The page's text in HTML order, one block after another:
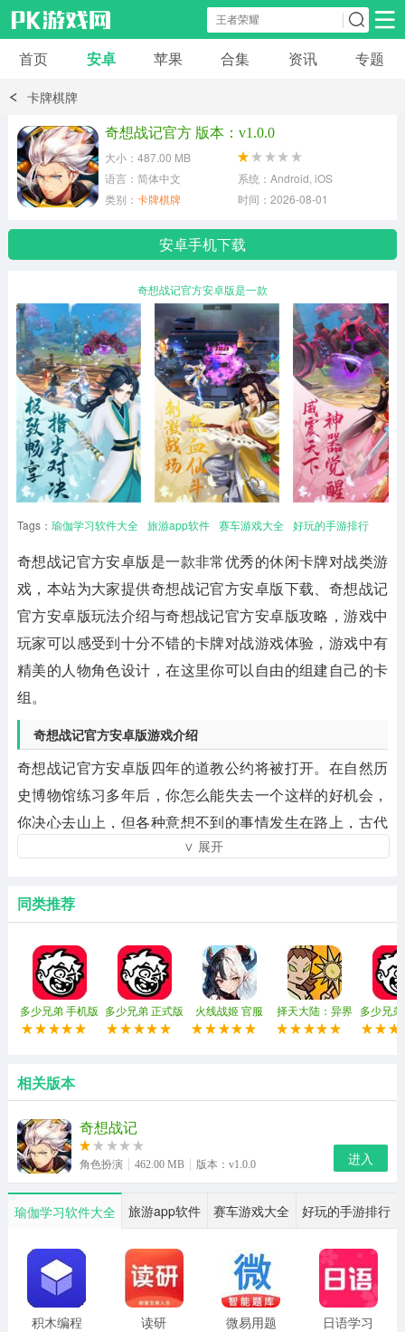
安卓应用 安卓游戏
模拟经营
首页 安卓 苹果 合集 资讯 专题
卡牌棋牌
奇想战记官方 版本：v1.0.0
大小：487.00 MB
语言：简体中文
系统：Android, iOS
类别： 卡牌棋牌 时间：2026-08-01
安卓手机下载
奇想战记官方安卓版是一款
Tags： 瑜伽学习软件大全 旅游app软件 赛车游戏大全 好玩的手游排行
奇想战记官方安卓版是一款非常优秀的休闲卡牌对战类游
戏，本站为大家提供奇想战记官方安卓版下载、奇想战记
官方安卓版玩法介绍与奇想战记官方安卓版攻略，游戏中
玩家可以感受到十分不错的卡牌对战游戏体验，游戏中有
精美的人物角色设计，在这里你可以自由的组建自己的卡
组。
奇想战记官方安卓版游戏介绍
奇想战记官方安卓版四年的道教公约将被打开。在自然历
史博物馆练习多年后，你怎么能失去一个这样的好机会，
你决心去山上，但各种意想不到的事情发生在路上，古代
文物?神灵与恶魔之间的战争结束?这是你最重要的大学公
开。
∨ 展开
同类推荐
多少兄弟 手机版 多少兄弟 正式版 火线战姬 官服
择天大陆：异界
佣兵系统
多少兄
版
相关版本
奇想战记
角色扮演 462.00 MB 版本：v1.0.0 进入
瑜伽学习软件大全 旅游app软件 赛车游戏大全 好玩的手游排行
积木编程 读研
微易用题
日语学习